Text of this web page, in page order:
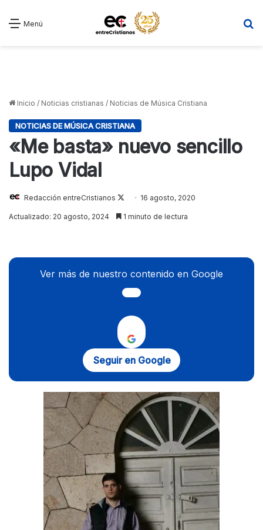
Menú
Inicio / Noticias cristianas / Noticias de Música Cristiana
NOTICIAS DE MÚSICA CRISTIANA
«Me basta» nuevo sencillo
Lupo Vidal
Redacción entreCristianos
Follow
on
16 agosto, 2020
Actualizado: 20 agosto, 2024 1 minuto de lectura
Ver más de nuestro contenido en Google
Seguir en Google